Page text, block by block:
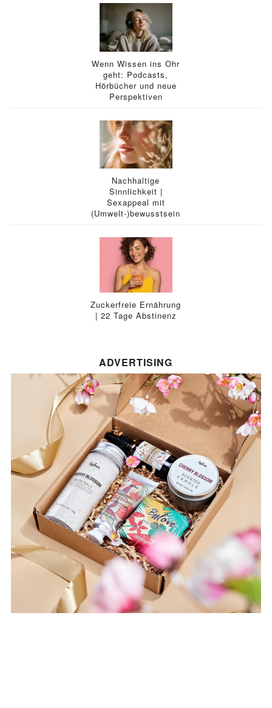
Wenn Wissen ins Ohr
geht: Podcasts,
Hörbücher und neue
Perspektiven
Nachhaltige
Sinnlichkeit |
Sexappeal mit
(Umwelt-)bewusstsein
Zuckerfreie Ernährung
| 22 Tage Abstinenz
ADVERTISING